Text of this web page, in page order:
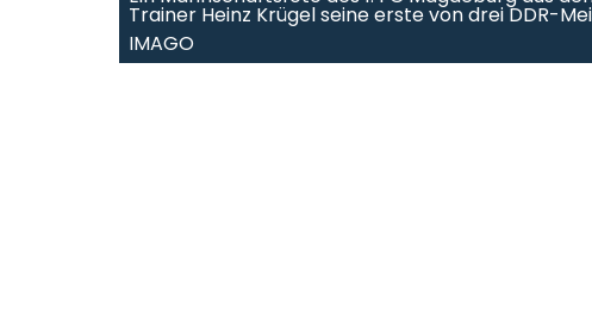
Trainer Heinz Krügel seine erste von drei DDR-
IMAGO